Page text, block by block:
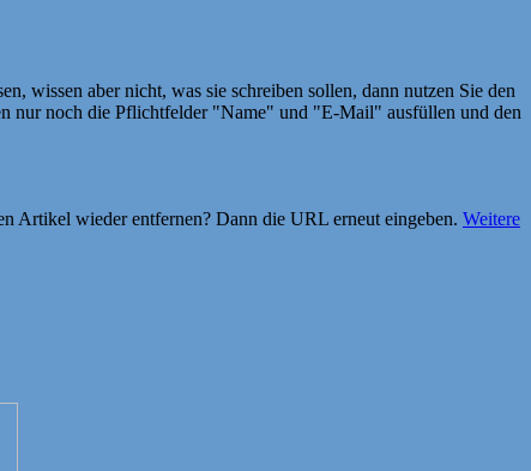
wissen aber nicht, was sie schreiben sollen, dann nutzen Sie den
nur noch die Pflichtfelder "Name" und "E-Mail" ausfüllen und den
Artikel wieder entfernen? Dann die URL erneut eingeben. Weitere